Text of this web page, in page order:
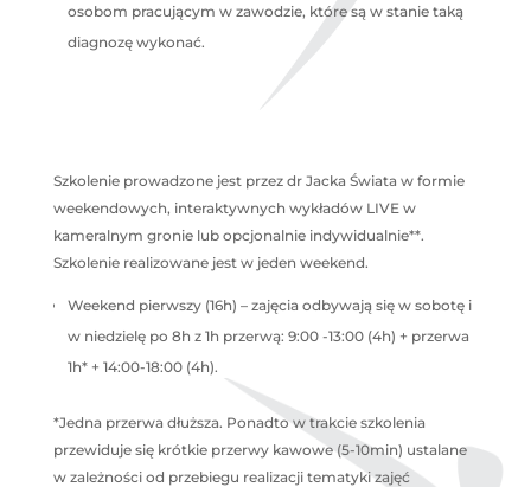
osobom pracującym w zawodzie, które są w stanie taką
diagnozę wykonać.
Szkolenie prowadzone jest przez dr Jacka Świata w formie
weekendowych, interaktywnych wykładów LIVE w
kameralnym gronie lub opcjonalnie indywidualnie**.
Szkolenie realizowane jest w jeden weekend.
Weekend pierwszy (16h) – zajęcia odbywają się w sobotę i
w niedzielę po 8h z 1h przerwą: 9:00 -13:00 (4h) + przerwa
1h* + 14:00-18:00 (4h).
*Jedna przerwa dłuższa. Ponadto w trakcie szkolenia
przewiduje się krótkie przerwy kawowe (5-10min) ustalane
w zależności od przebiegu realizacji tematyki zajęć